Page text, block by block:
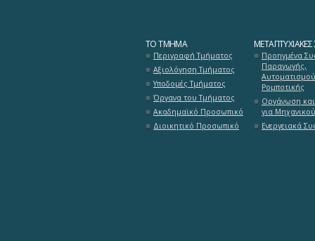
ΤΟ ΤΜΉΜΑ
Περιγραφή Τμήματος
Αξιολόγηση Τμήματος
Υποδομές Τμήματος
Όργανα του Τμήματος
Ακαδημαϊκό Προσωπικό
Διοικητικό Προσωπικό
Προηγμένα
Παραγωγής,
Ρομποτικής
Οργάνωση
για
Ενεργειακά